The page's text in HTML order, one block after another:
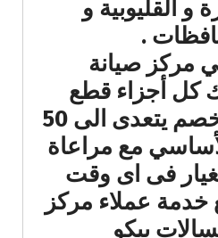
و القليوبية و
.
مركز صيانة
كل أجزاء قطع
الغيار الاصلية بخصم يتعدى الى 50
مع مراعاة
فى اى وقت
عملاء مركز
بيكو